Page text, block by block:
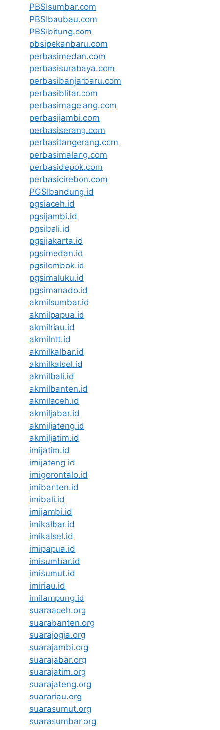
PBSIsumbar.com
PBSIbaubau.com
PBSIbitung.com
pbsipekanbaru.com
perbasimedan.com
perbasisurabaya.com
perbasibanjarbaru.com
perbasiblitar.com
perbasimagelang.com
perbasijambi.com
perbasiserang.com
perbasitangerang.com
perbasimalang.com
perbasidepok.com
perbasicirebon.com
PGSIbandung.id
pgsiaceh.id
pgsijambi.id
pgsibali.id
pgsijakarta.id
pgsimedan.id
pgsilombok.id
pgsimaluku.id
pgsimanado.id
akmilsumbar.id
akmilpapua.id
akmilriau.id
akmilntt.id
akmilkalbar.id
akmilkalsel.id
akmilbali.id
akmilbanten.id
akmilaceh.id
akmiljabar.id
akmiljateng.id
akmiljatim.id
imijatim.id
imijateng.id
imigorontalo.id
imibanten.id
imibali.id
imijambi.id
imikalbar.id
imikalsel.id
imipapua.id
imisumbar.id
imisumut.id
imiriau.id
imilampung.id
suaraaceh.org
suarabanten.org
suarajogja.org
suarajambi.org
suarajabar.org
suarajatim.org
suarajateng.org
suarariau.org
suarasumut.org
suarasumbar.org